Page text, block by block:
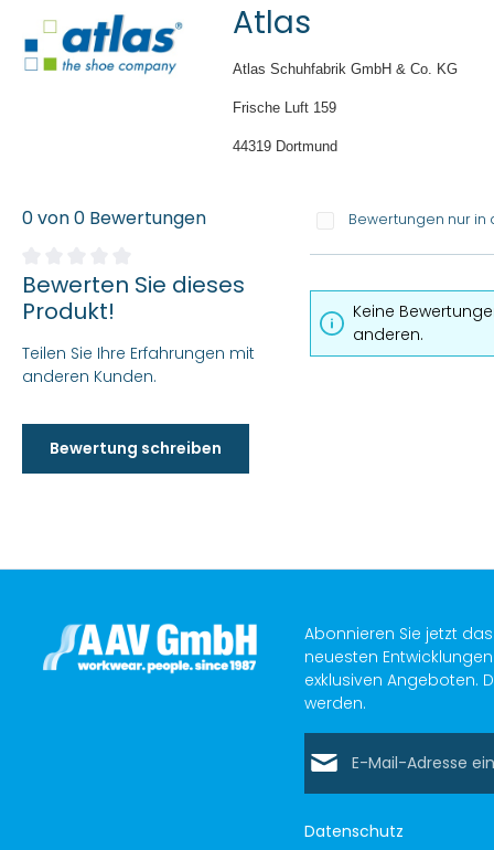
Atlas
Atlas Schuhfabrik GmbH & Co. KG
Frische Luft 159
44319 Dortmund
0 von 0 Bewertungen
Durchschnittliche Bewertung von 0 von 5 Sternen
Bewerten Sie dieses
Produkt!
Teilen Sie Ihre Erfahrungen mit
anderen Kunden.
Bewertung schreiben
Bewertungen nur
Keine
anderen.
Abonnieren Sie jetzt
neuesten
exklusiven Angeboten.
werden.
Datenschutz